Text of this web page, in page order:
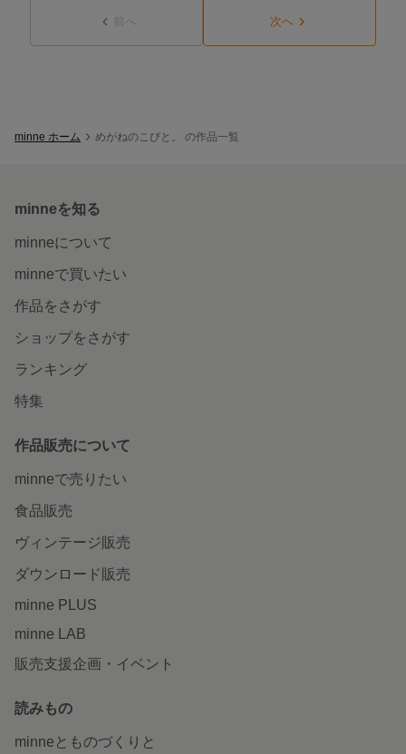
前へ 次へ
minne ホーム めがねのこびと。 の作品一覧
minneを知る
minneについて
minneで買いたい
作品をさがす
ショップをさがす
ランキング
特集
作品販売について
minneで売りたい
食品販売
ヴィンテージ販売
ダウンロード販売
minne PLUS
minne LAB
販売支援企画・イベント
読みもの
minneとものづくりと